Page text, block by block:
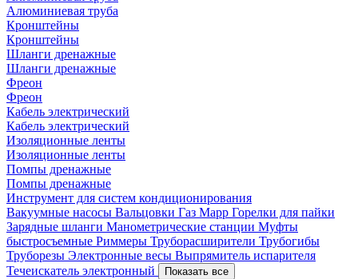
Алюминиевая труба
Кронштейны
Кронштейны
Шланги дренажные
Шланги дренажные
Фреон
Фреон
Кабель электрический
Кабель электрический
Изоляционные ленты
Изоляционные ленты
Помпы дренажные
Помпы дренажные
Инструмент для систем кондиционирования
Вакуумные насосы Вальцовки Газ Mapp Горелки для пайки
Зарядные шланги Манометрические станции Муфты
быстросъемные Риммеры Труборасширители Трубогибы
Труборезы Электронные весы Выпрямитель испарителя
Течеискатель электронный
Показать все